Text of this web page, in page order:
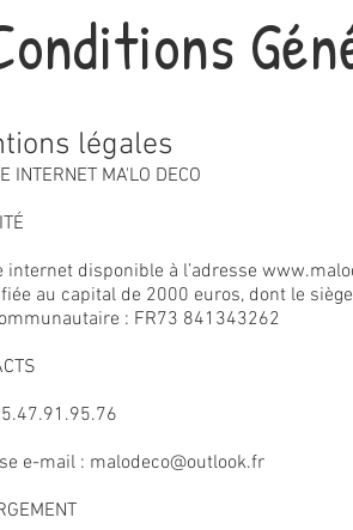
légales
INTERNET MA'LO DECO
internet disponible à l’adresse
au capital de 2000 euros, dont le
: FR73 841343262
e-mail : malodeco@outlook.fr